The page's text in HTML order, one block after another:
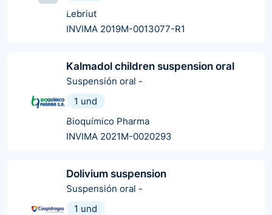
Lebriut
INVIMA 2019M-0013077-R1
Kalmadol children suspension oral
Suspensión oral -
1 und
Bioquímico Pharma
INVIMA 2021M-0020293
Dolivium suspension
Suspensión oral -
1 und